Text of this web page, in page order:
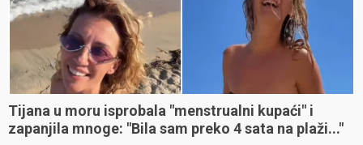
Tijana u moru isprobala "menstrualni kupaći" i
zapanjila mnoge: "Bila sam preko 4 sata na plaži..."